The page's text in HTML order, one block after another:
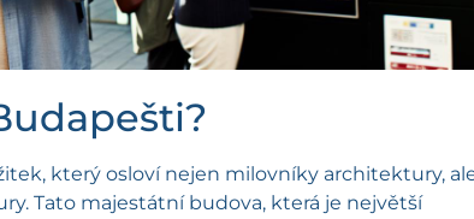
který osloví nejen milovníky architektury,
Tato majestátní budova, která je největší